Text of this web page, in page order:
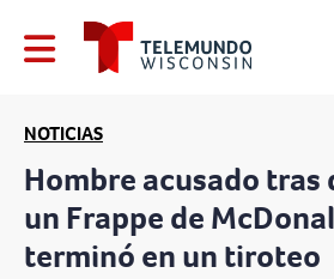
NOTICIAS
Hombre acusado tras
un Frappe de
terminó en un tiroteo